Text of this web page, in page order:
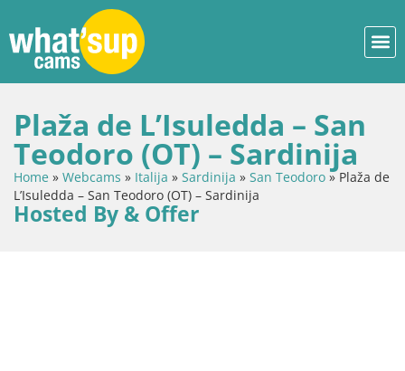
Plaža de L’Isuledda – San
Teodoro (OT) – Sardinija
Home » Webcams » Italija » Sardinija » San Teodoro »Plaža de
L’Isuledda – San Teodoro (OT) – Sardinija
Hosted By & Offer